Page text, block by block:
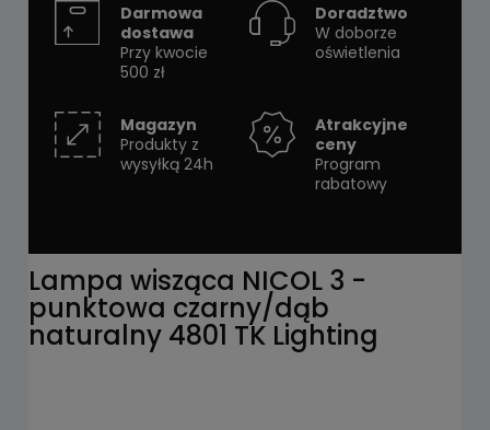
Darmowa
dostawa
Przy kwocie
500 zł
Doradztwo
W doborze
oświetlenia
Magazyn
Produkty z
wysyłką 24h
Atrakcyjne
ceny
Program
rabatowy
Lampa wisząca NICOL 3 -
punktowa czarny/dąb
naturalny 4801 TK Lighting